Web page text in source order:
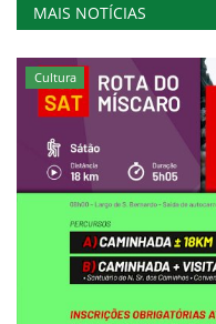
MAIS NOTÍCIAS
Cultura